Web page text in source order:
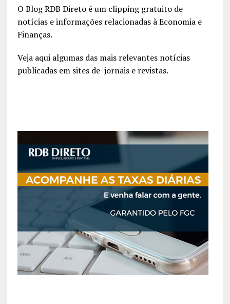
O Blog RDB Direto é um clipping gratuito de
notícias e informações relacionadas à Economia e
Finanças.
Veja aqui algumas das mais relevantes notícias
publicadas em sites de jornais e revistas.